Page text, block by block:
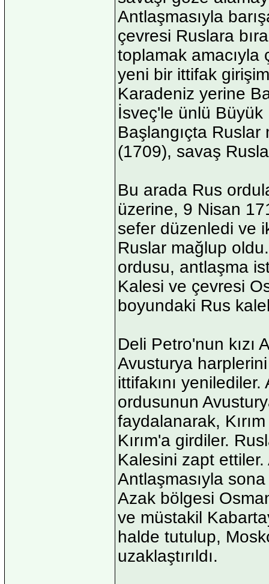
Antlaşmasıyla
çevresi Ruslara
toplamak amacıyla
yeni bir ittifak
Karadeniz yerine
İsveç'le ünlü Büyük
Başlangıçta Ruslar
(1709), savaş
Bu arada Rus
üzerine, 9 Nisan
sefer düzenledi ve
Ruslar mağlup
ordusu, antlaşma
Kalesi ve çevresi
boyundaki Rus
Deli Petro'nun kızı
Avusturya
ittifakını
ordusunun
faydalanarak,
Kırım'a girdiler.
Kalesini zapt
Antlaşmasıyla sona
Azak bölgesi
ve müstakil
halde tutulup,
uzaklaştırıldı.